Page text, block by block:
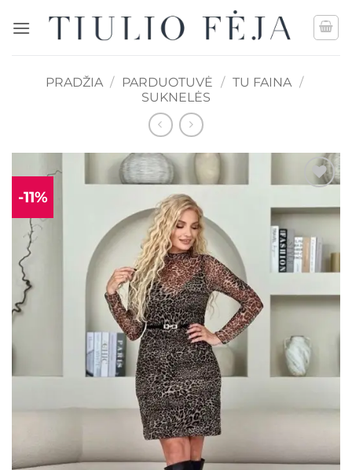
PRADŽIA / PARDUOTUVĖ / TU FAINA /
SUKNELĖS
-11%